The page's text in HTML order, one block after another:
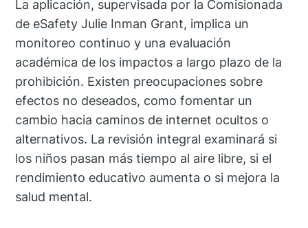
La aplicación, supervisada por la Comisionada
de eSafety Julie Inman Grant, implica un
monitoreo continuo y una evaluación
académica de los impactos a largo plazo de la
prohibición. Existen preocupaciones sobre
efectos no deseados, como fomentar un
cambio hacia caminos de internet ocultos o
alternativos. La revisión integral examinará si
los niños pasan más tiempo al aire libre, si el
rendimiento educativo aumenta o si mejora la
salud mental.